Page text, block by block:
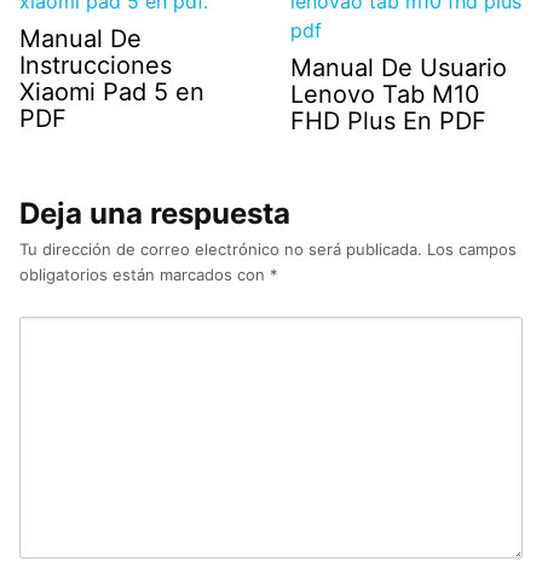
Manual De
Instrucciones
Xiaomi Pad 5 en
PDF
Manual De Usuario
Lenovo Tab M10
FHD Plus En PDF
Deja una respuesta
Tu dirección de correo electrónico no será publicada. Los campos
obligatorios están marcados con *